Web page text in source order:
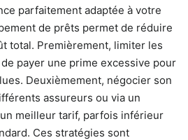
parfaitement adaptée à votre
de prêts permet de réduire
total. Premièrement, limiter les
payer une prime excessive pour
Deuxièmement, négocier son
assureurs ou via un
meilleur tarif, parfois inférieur
Ces stratégies sont